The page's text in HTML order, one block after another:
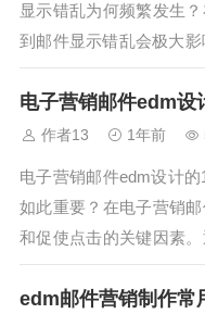
显示错乱为何频繁发生
到邮件显示错乱会极大
到edm邮件显示错乱的
和发送，提升edm邮件营
ing提供多...
电子营销邮件edm设
作者13 1年前
电子营销邮件edm设计
如此重要？在电子营销
和促使点击的关键因素
MailBing，可以轻松使
一：欢迎邮件模板用于新
edm邮件营销制作常